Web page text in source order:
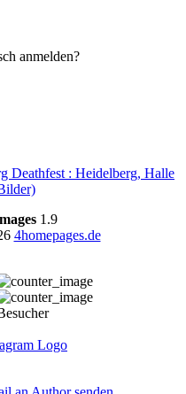
anmelden?
1.9
4homepages.de